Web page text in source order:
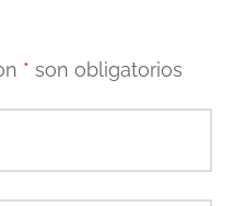
* son obligatorios